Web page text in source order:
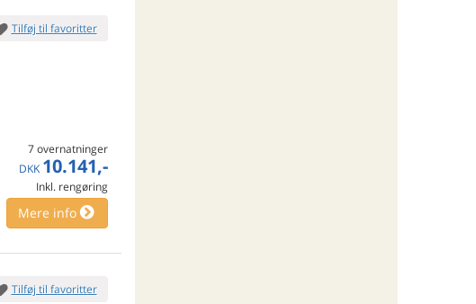
Tilføj til favoritter
7 overnatninger
DKK 10.141,-
Inkl. rengøring
Mere info
Tilføj til favoritter